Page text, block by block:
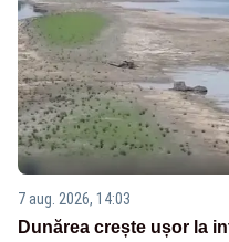
7 aug. 2026, 14:03
Dunărea crește ușor la